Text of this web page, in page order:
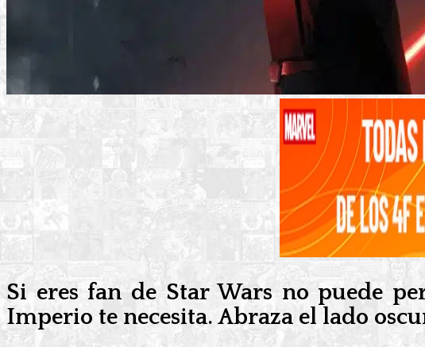
Si eres fan de Star Wars no puede
Imperio te necesita. Abraza el lado